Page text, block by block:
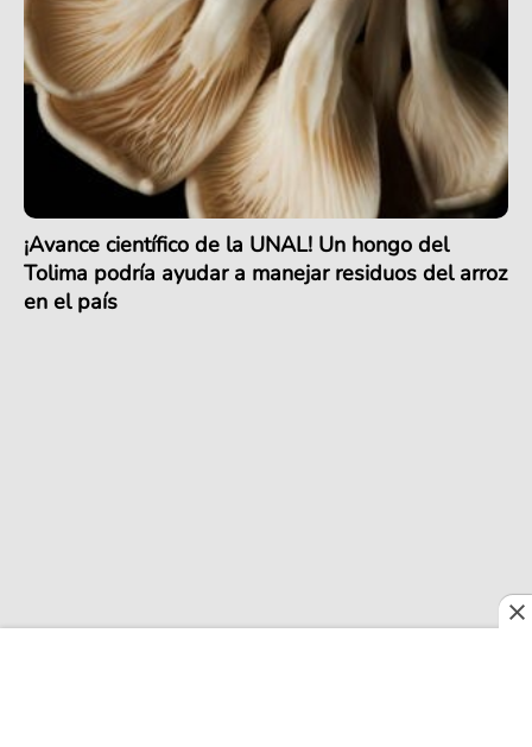
¡Avance científico de la UNAL! Un hongo del
Tolima podría ayudar a manejar residuos del arroz
en el país